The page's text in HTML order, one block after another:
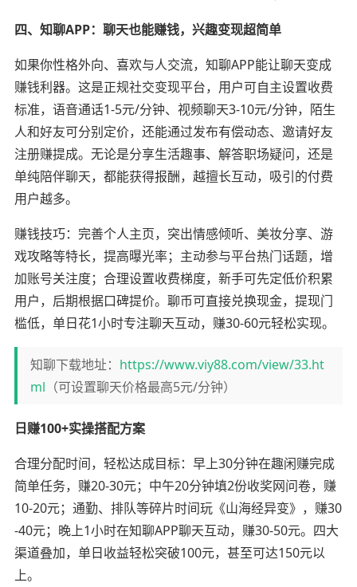
四、知聊APP：聊天也能赚钱，兴趣变现超简单
如果你性格外向、喜欢与人交流，知聊APP能让聊天变成
赚钱利器。这是正规社交变现平台，用户可自主设置收费
标准，语音通话1-5元/分钟、视频聊天3-10元/分钟，陌生
人和好友可分别定价，还能通过发布有偿动态、邀请好友
注册赚提成。无论是分享生活趣事、解答职场疑问，还是
单纯陪伴聊天，都能获得报酬，越擅长互动，吸引的付费
用户越多。
赚钱技巧：完善个人主页，突出情感倾听、美妆分享、游
戏攻略等特长，提高曝光率；主动参与平台热门话题，增
加账号关注度；合理设置收费梯度，新手可先定低价积累
用户，后期根据口碑提价。聊币可直接兑换现金，提现门
槛低，单日花1小时专注聊天互动，赚30-60元轻松实现。
知聊下载地址： https://www.viy88.com/view/33.ht
ml （可设置聊天价格最高5元/分钟）
日赚100+实操搭配方案
合理分配时间，轻松达成目标：早上30分钟在趣闲赚完成
简单任务，赚20-30元；中午20分钟填2份收奖网问卷，赚
10-20元；通勤、排队等碎片时间玩《山海经异变》，赚30
-40元；晚上1小时在知聊APP聊天互动，赚30-50元。四大
渠道叠加，单日收益轻松突破100元，甚至可达150元以
上。